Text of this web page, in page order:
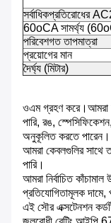
সর্বাধিকপ্রতিরোধের
60oCA সামর্থ্য
পরিবেশগত তাপমাত্রা
প্রয়োগের মান
দৈর্ঘ্য (মিটার)
ওএম গ্রহণ করে।আমরা
পারি, রঙ,
অনুকূলিত করতে পারেন।
আমরা কেবলগুলির সাথে
পারি।
আমরা নির্বাচিত
প্রতিযোগিতামূলক দামে,
এই সৌর এক্সটেনশন